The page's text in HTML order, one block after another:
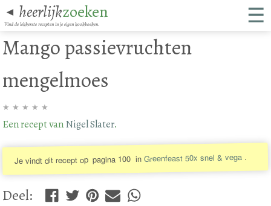
◄ heerlijkzoeken
Vind de lekkerste recepten in je eigen kookboeken. ☰
Mango passievruchten
mengelmoes
★ ★ ★ ★ ★
Een recept vanNigel Slater.
Je vindt dit recept op pagina 100 inGreenfeast 50x snel & vega .
Deel: